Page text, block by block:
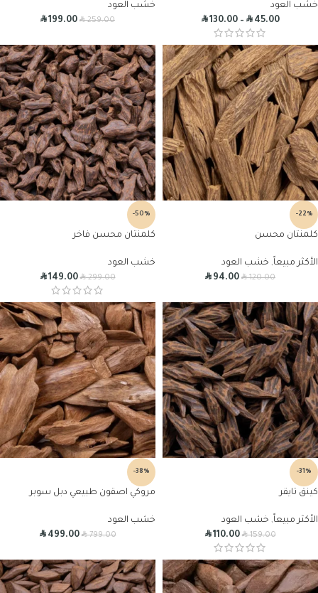
خشب العود
R45.00
–
R130.00
خشب العود
R259.00
R199.00
-22%
كلمنتان محسن
الأكثر مبيعاً, خشب العود
R120.00
R94.00
-50%
كلمنتان محسن فاخر
خشب العود
R299.00
R149.00
-31%
كينق تايقر
الأكثر مبيعاً, خشب العود
R159.00
R110.00
-38%
مروكي اصقون طبيعي دبل سوبر
خشب العود
R799.00
R499.00